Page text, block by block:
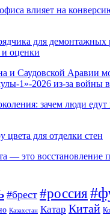
влияет на
для демонтажных
и оценки
и Саудовской Аравии
1»-2026 из-за войны
зачем люди едут
для отделки стен
— это восстановление
#брест #россия
Казахстан Катар Китай